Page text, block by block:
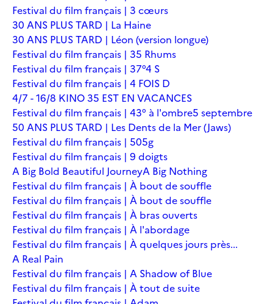
Festival du film français | 3 cœurs
30 ANS PLUS TARD | La Haine
30 ANS PLUS TARD | Léon (version longue)
Festival du film français | 35 Rhums
Festival du film français | 37°4 S
Festival du film français | 4 FOIS D
4/7 - 16/8 KINO 35 EST EN VACANCES
Festival du film français | 43° à l'ombre5 septembre
50 ANS PLUS TARD | Les Dents de la Mer (Jaws)
Festival du film français | 505g
Festival du film français | 9 doigts
A Big Bold Beautiful JourneyA Big Nothing
Festival du film français | À bout de souffle
Festival du film français | À bout de souffle
Festival du film français | À bras ouverts
Festival du film français | À l'abordage
Festival du film français | À quelques jours près...
A Real Pain
Festival du film français | A Shadow of Blue
Festival du film français | À tout de suite